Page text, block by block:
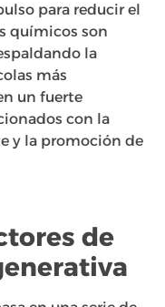
para reducir el
químicos son
la
más
un fuerte
con la
y la promoción de
de